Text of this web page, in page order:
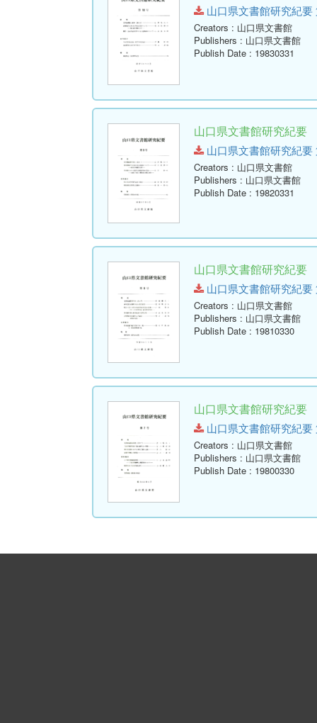
山口県文書館研究紀要
Creators : 山口県文書館
Publishers : 山口県文書館
Publish Date : 19830331
山口県文書館研究紀要
山口県文書館研究紀要
Creators : 山口県文書館
Publishers : 山口県文書館
Publish Date : 19820331
山口県文書館研究紀要
山口県文書館研究紀要
Creators : 山口県文書館
Publishers : 山口県文書館
Publish Date : 19810330
山口県文書館研究紀要
山口県文書館研究紀要
Creators : 山口県文書館
Publishers : 山口県文書館
Publish Date : 19800330